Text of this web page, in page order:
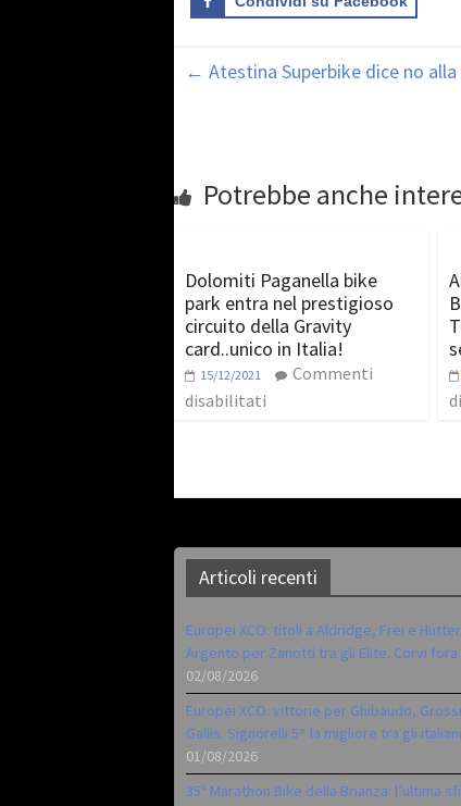
← Atestina Superbike dice no alla
Potrebbe anche
Dolomiti Paganella bike
park entra nel prestigioso
circuito della Gravity
card..unico in Italia!
15/12/2021
Commenti
disabilitati
Articoli recenti
Europei XCO: titoli a Aldridge, Frei e Hutter.
Argento per Zanotti tra gli Elite. Corvi fora
02/08/2026
Europei XCO: vittorie per Ghibaudo,
Gallis. Signorelli 5^ la migliore tra gli italiani
01/08/2026
35ª Marathon Bike della Brianza: l’ultima